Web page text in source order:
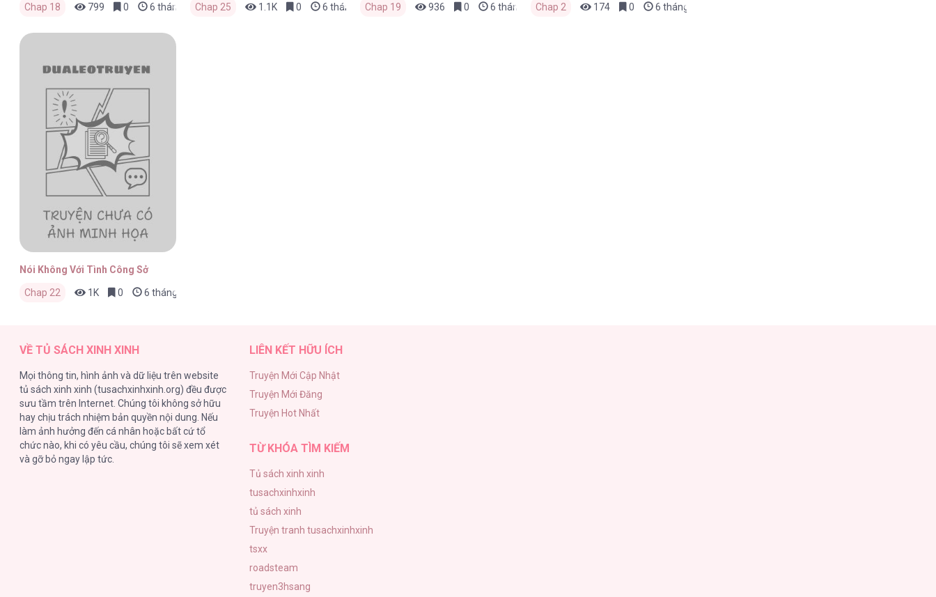
Chap 18 799 0 6 tháng trướcChap 25 1.1K 0 6 tháng trướcChap 19 936 0 6 tháng trướcChap 2 174 0 6 tháng trước
Nói Không Với Tình Công Sở
Chap 22 1K 0 6 tháng trước
VỀ TỦ SÁCH XINH XINH
Mọi thông tin, hình ảnh và dữ liệu trên website
tủ sách xinh xinh (tusachxinhxinh.org) đều được
sưu tầm trên Internet. Chúng tôi không sở hữu
hay chịu trách nhiệm bản quyền nội dung. Nếu
làm ảnh hưởng đến cá nhân hoặc bất cứ tổ
chức nào, khi có yêu cầu, chúng tôi sẽ xem xét
và gỡ bỏ ngay lập tức.
LIÊN KẾT HỮU ÍCH
Truyện Mới Cập Nhật
Truyện Mới Đăng
Truyện Hot Nhất
TỪ KHÓA TÌM KIẾM
Tủ sách xinh xinh
tusachxinhxinh
tủ sách xinh
Truyện tranh tusachxinhxinh
tsxx
roadsteam
truyen3hsang